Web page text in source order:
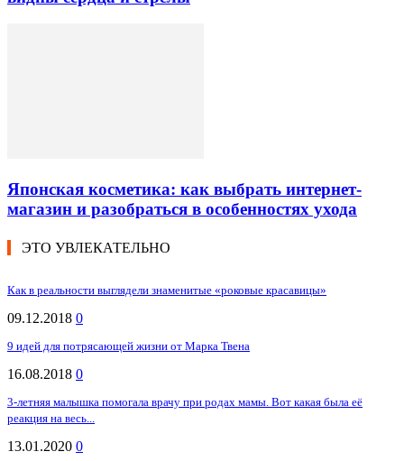
Японская косметика: как выбрать интернет-
магазин и разобраться в особенностях ухода
ЭТО УВЛЕКАТЕЛЬНО
Как в реальности выглядели знаменитые «роковые красавицы»
09.12.2018 0
9 идей для потрясающей жизни от Марка Твена
16.08.2018 0
3-летняя малышка помогала врачу при родах мамы. Вот какая была её
реакция на весь...
13.01.2020 0